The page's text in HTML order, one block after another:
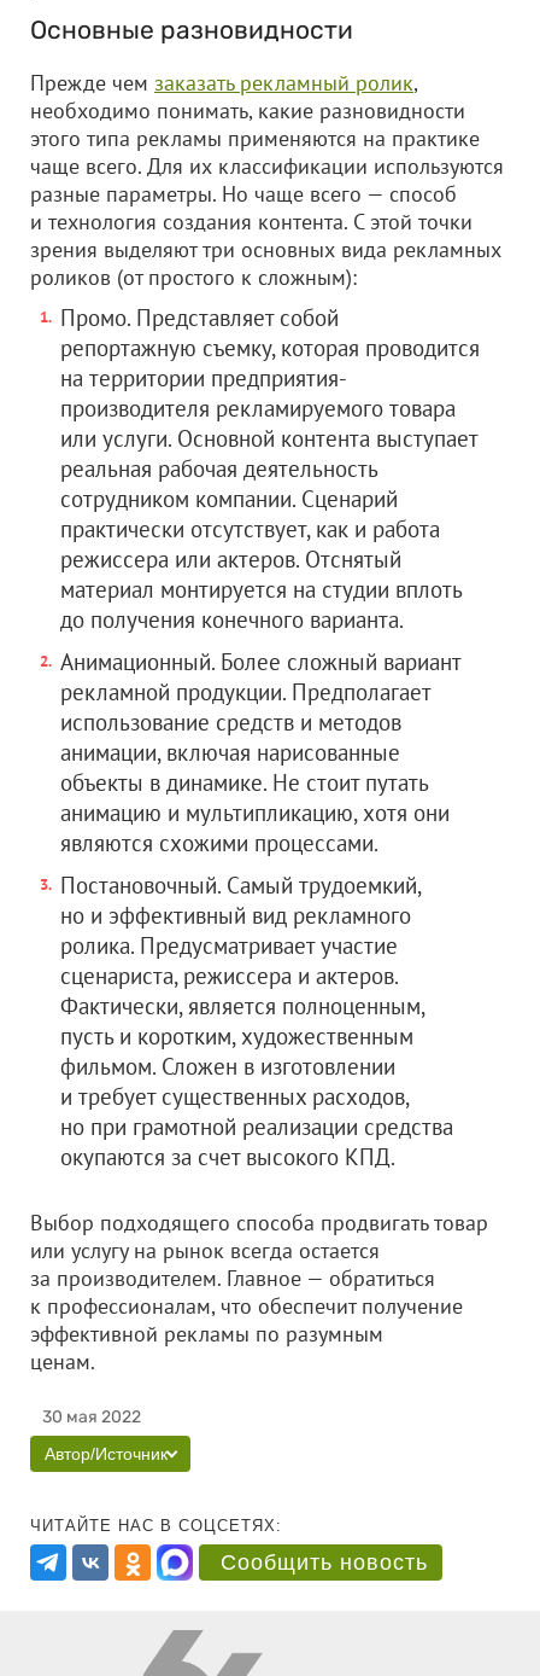
Основные разновидности
Прежде чем заказать рекламный ролик,
необходимо понимать, какие разновидности
этого типа рекламы применяются на практике
чаще всего. Для их классификации используются
разные параметры. Но чаще всего — способ
и технология создания контента. С этой точки
зрения выделяют три основных вида рекламных
роликов (от простого к сложным):
Промо. Представляет собой
репортажную съемку, которая проводится
на территории предприятия-
производителя рекламируемого товара
или услуги. Основной контента выступает
реальная рабочая деятельность
сотрудником компании. Сценарий
практически отсутствует, как и работа
режиссера или актеров. Отснятый
материал монтируется на студии вплоть
до получения конечного варианта.
Анимационный. Более сложный вариант
рекламной продукции. Предполагает
использование средств и методов
анимации, включая нарисованные
объекты в динамике. Не стоит путать
анимацию и мультипликацию, хотя они
являются схожими процессами.
Постановочный. Самый трудоемкий,
но и эффективный вид рекламного
ролика. Предусматривает участие
сценариста, режиссера и актеров.
Фактически, является полноценным,
пусть и коротким, художественным
фильмом. Сложен в изготовлении
и требует существенных расходов,
но при грамотной реализации средства
окупаются за счет высокого КПД.
Выбор подходящего способа продвигать товар
или услугу на рынок всегда остается
за производителем. Главное — обратиться
к профессионалам, что обеспечит получение
эффективной рекламы по разумным
ценам.
30 мая 2022
Автор/Источник
ЧИТАЙТЕ НАС В СОЦСЕТЯХ:
Сообщить новость